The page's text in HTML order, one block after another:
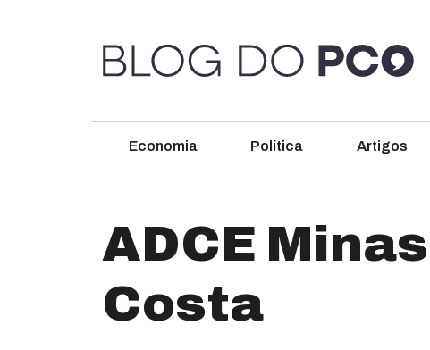
Economia Política Artigos
ADCE
Costa